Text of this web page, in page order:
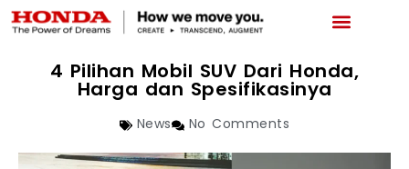
4 Pilihan Mobil SUV Dari Honda,
Harga dan Spesifikasinya
News No Comments